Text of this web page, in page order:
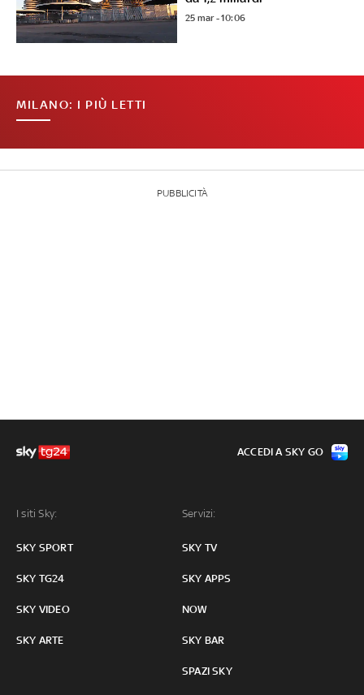
25 mar - 10:06
MILANO: I PIÙ LETTI
PUBBLICITÀ
I siti Sky:
SKY SPORT
SKY TG24
SKY VIDEO
SKY ARTE
Servizi:
SKY TV
SKY APPS
NOW
SKY BAR
SPAZI SKY
ACCEDI A SKY GO